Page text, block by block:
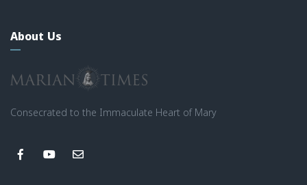
About Us
Consecrated to the Immaculate Heart of Mary